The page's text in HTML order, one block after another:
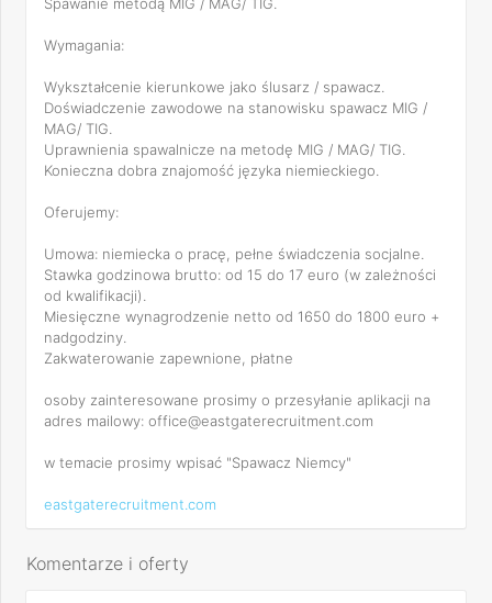
Wymagania:
Wykształcenie kierunkowe jako ślusarz / spawacz.
Doświadczenie zawodowe na stanowisku spawacz MIG /
MAG/ TIG.
Uprawnienia spawalnicze na metodę MIG / MAG/ TIG.
Konieczna dobra znajomość języka niemieckiego.
Oferujemy:
Umowa: niemiecka o pracę, pełne świadczenia socjalne.
Stawka godzinowa brutto: od 15 do 17 euro (w zależności
od kwalifikacji).
Miesięczne wynagrodzenie netto od 1650 do 1800 euro +
nadgodziny.
Zakwaterowanie zapewnione, płatne
osoby zainteresowane prosimy o przesyłanie aplikacji na
adres mailowy: office@eastgaterecruitment.com
w temacie prosimy wpisać "Spawacz Niemcy"
eastgaterecruitment.com
Komentarze i oferty